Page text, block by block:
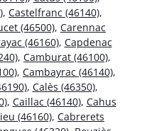
, Castelfranc (46140),
(46500), Carennac
(46160), Capdenac
, Camburat (46100),
, Cambayrac (46140),
, Calès (46350),
, Caillac (46140), Cahus
(46160), Cabrerets